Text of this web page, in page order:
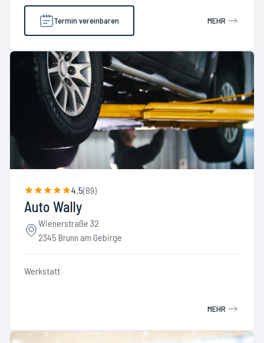
Termin vereinbaren MEHR
4.5(89)
Auto Wally
Wienerstraße 32
2345 Brunn am Gebirge
Werkstatt
MEHR